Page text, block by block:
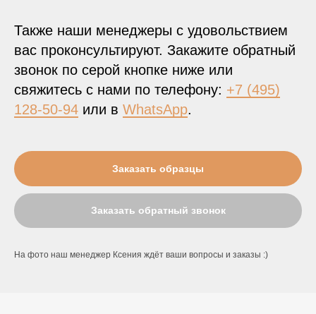
Также наши менеджеры с удовольствием
вас проконсультируют. Закажите обратный
звонок по серой кнопке ниже или
свяжитесь с нами по телефону: +7 (495)
128-50-94 или в WhatsApp.
Заказать образцы
Заказать обратный звонок
На фото наш менеджер Ксения ждёт ваши вопросы и заказы :)